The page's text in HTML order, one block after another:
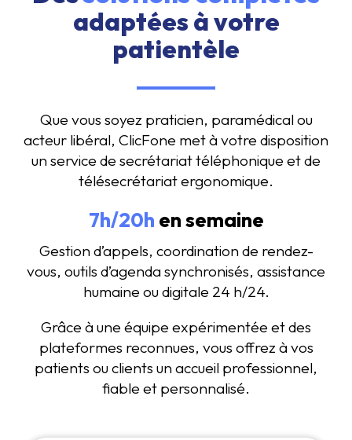
adaptées à votre
patientèle
Que vous soyez praticien, paramédical ou
acteur libéral, ClicFone met à votre disposition
un service de secrétariat téléphonique et de
télésecrétariat ergonomique.
7h/20h en semaine
Gestion d’appels, coordination de rendez-
vous, outils d’agenda synchronisés, assistance
humaine ou digitale 24 h/24.
Grâce à une équipe expérimentée et des
plateformes reconnues, vous offrez à vos
patients ou clients un accueil professionnel,
fiable et personnalisé.